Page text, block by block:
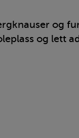
og
og lett